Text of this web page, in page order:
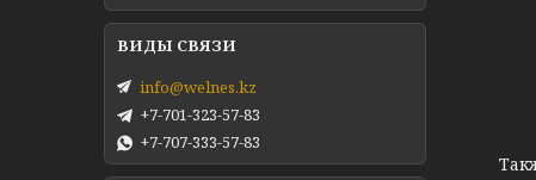
info@welnes.kz
+7-701-323-57-83
+7-707-333-57-83